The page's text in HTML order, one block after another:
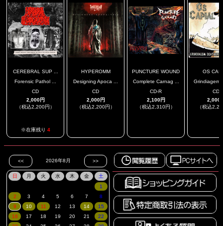
CEREBRAL SUP ...
Forensic Pathol ...
CD
2,000円
（税込2,200円）
※在庫残り 4
HYPEROMM
Designing Apoca ...
CD
2,000円
（税込2,200円）
PUNCTURE WOUND
Complete Carnag ...
CD-R
2,100円
（税込2,310円）
OS
Grindiagem
CD
2,000
（税込